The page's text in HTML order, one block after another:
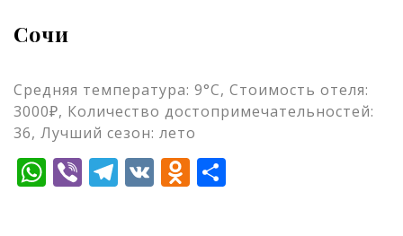
Сочи
Средняя температура: 9°C, Стоимость отеля:
3000₽, Количество достопримечательностей:
36, Лучший сезон: лето
WhatsApp
ViberTelegram
VKOdnoklassniki